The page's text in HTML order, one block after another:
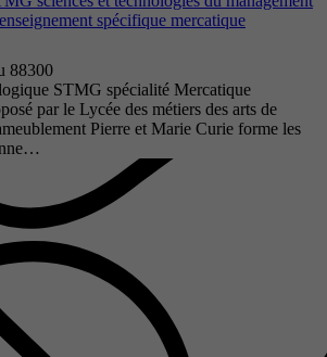
spécifique mercatique
88300
STMG spécialité Mercatique
par le Lycée des métiers des arts de
Pierre et Marie Curie forme les